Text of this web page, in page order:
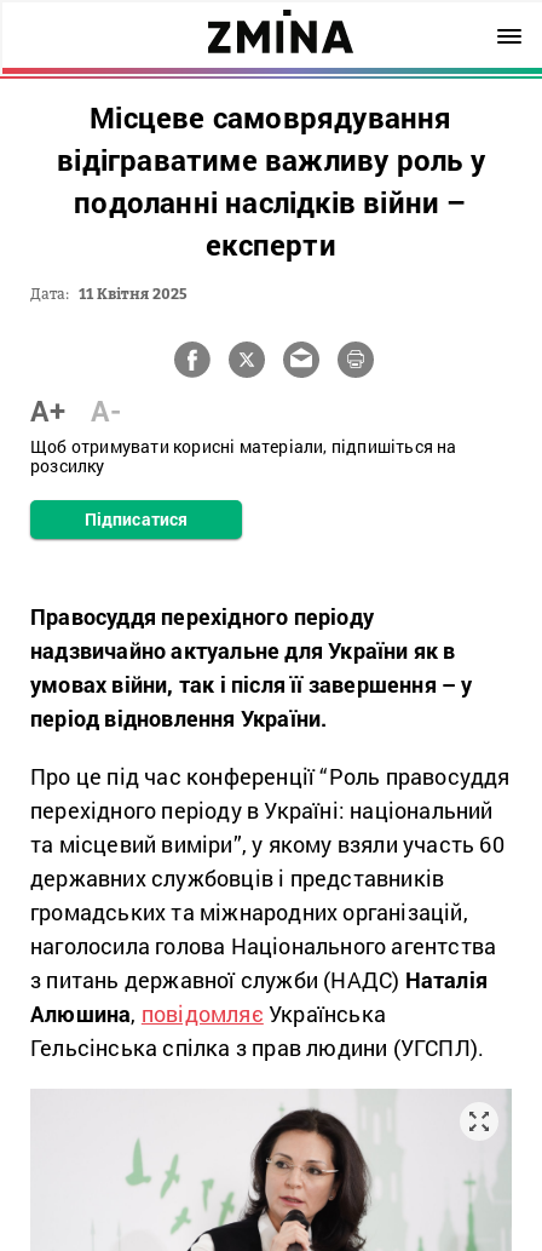
Місцеве самоврядування
відіграватиме важливу роль у
подоланні наслідків війни –
експерти
Дата: 11 Квітня 2025
A+ A-
Щоб отримувати корисні матеріали, підпишіться на
розсилку
Підписатися
Правосуддя перехідного періоду
надзвичайно актуальне для України як в
умовах війни, так і після її завершення – у
період відновлення України.
Про це під час конференції “Роль правосуддя
перехідного періоду в Україні: національний
та місцевий виміри”, у якому взяли участь 60
державних службовців і представників
громадських та міжнародних організацій,
наголосила голова Національного агентства
з питань державної служби (НАДС) Наталія
Алюшина, повідомляє Українська
Гельсінська спілка з прав людини (УГСПЛ).